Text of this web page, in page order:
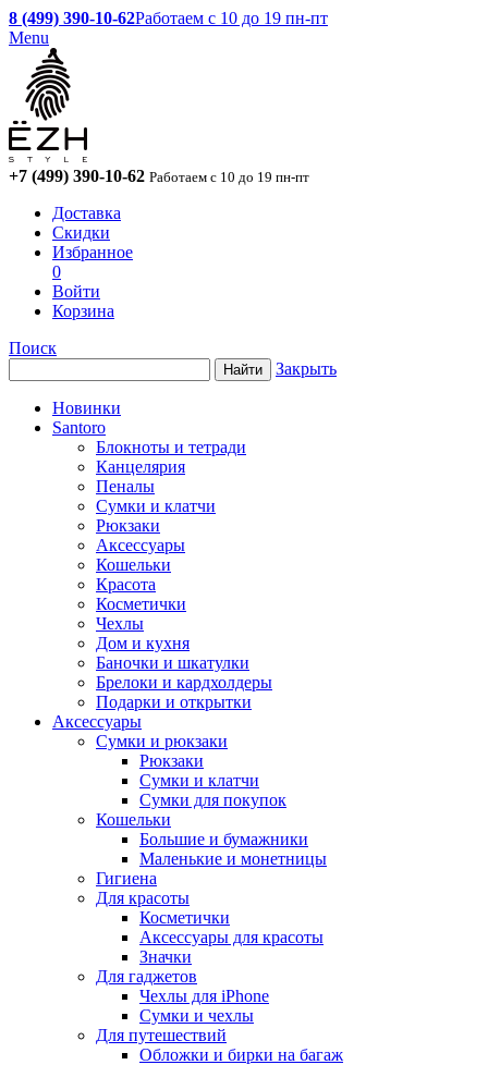
8 (499) 390-10-62Работаем с 10 до 19 пн-пт
Menu
+7 (499) 390-10-62 Работаем с 10 до 19 пн-пт
Доставка
Скидки
Избранное
0
Войти
Корзина
Поиск
Закрыть
Новинки
Santoro
Блокноты и тетради
Канцелярия
Пеналы
Сумки и клатчи
Рюкзаки
Аксессуары
Кошельки
Красота
Косметички
Чехлы
Дом и кухня
Баночки и шкатулки
Брелоки и кардхолдеры
Подарки и открытки
Аксессуары
Сумки и рюкзаки
Рюкзаки
Сумки и клатчи
Сумки для покупок
Кошельки
Большие и бумажники
Маленькие и монетницы
Гигиена
Для красоты
Косметички
Аксессуары для красоты
Значки
Для гаджетов
Чехлы для iPhone
Сумки и чехлы
Для путешествий
Обложки и бирки на багаж